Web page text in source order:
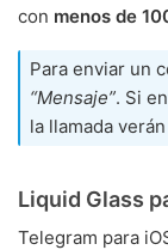
con menos de
Para enviar un
“Mensaje”. Si
la llamada
Liquid Glass
Telegram para